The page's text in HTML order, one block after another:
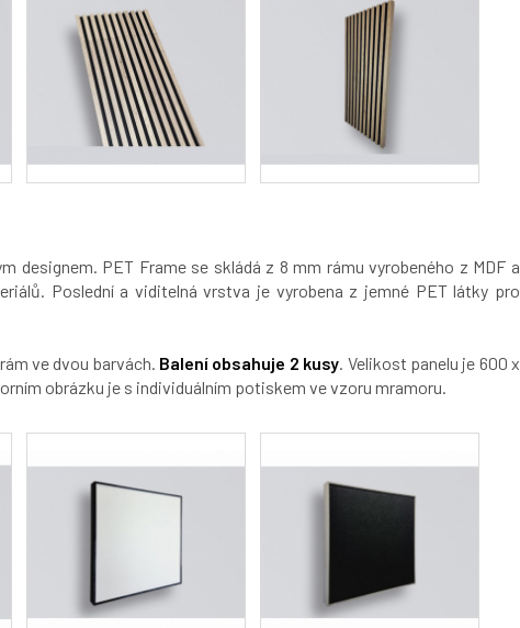
designem. PET Frame se skládá z 8 mm rámu vyrobeného z MDF a
Poslední a viditelná vrstva je vyrobena z jemné PET látky pro
ve dvou barvách. Balení obsahuje 2 kusy. Velikost panelu je 600 x
obrázku je s individuálním potiskem ve vzoru mramoru.